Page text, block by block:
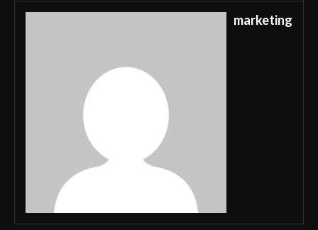
marketing